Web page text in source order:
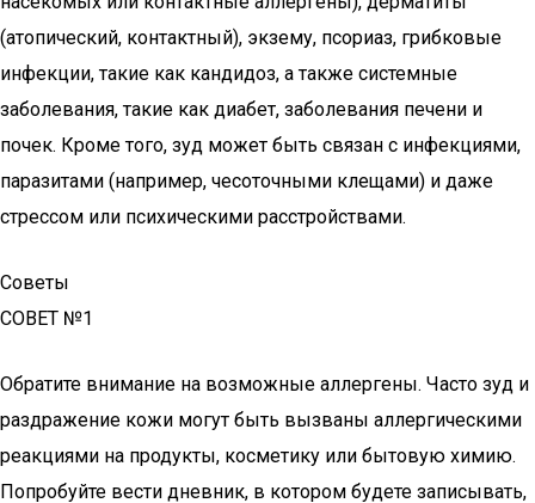
(атопический, контактный), экзему, псориаз, грибковые
инфекции, такие как кандидоз, а также системные
заболевания, такие как диабет, заболевания печени и
почек. Кроме того, зуд может быть связан с инфекциями,
паразитами (например, чесоточными клещами) и даже
стрессом или психическими расстройствами.
Советы
СОВЕТ №1
Обратите внимание на возможные аллергены. Часто зуд и
раздражение кожи могут быть вызваны аллергическими
реакциями на продукты, косметику или бытовую химию.
Попробуйте вести дневник, в котором будете записывать,